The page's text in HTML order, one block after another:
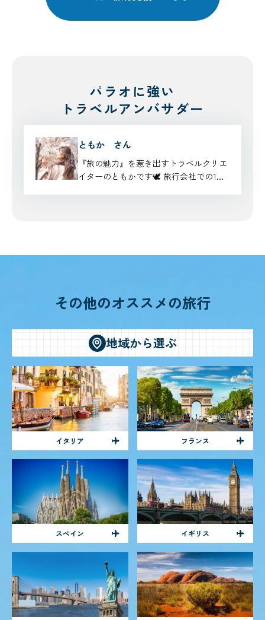
パラオに強い
トラベルアンバサダー
ともか さん
『旅の魅力』を惹き出すトラベルクリエ
イターのともかです🕊️ 旅行会社での1…
その他のオススメの旅行
地域から選ぶ
イタリア フランス
スペイン イギリス